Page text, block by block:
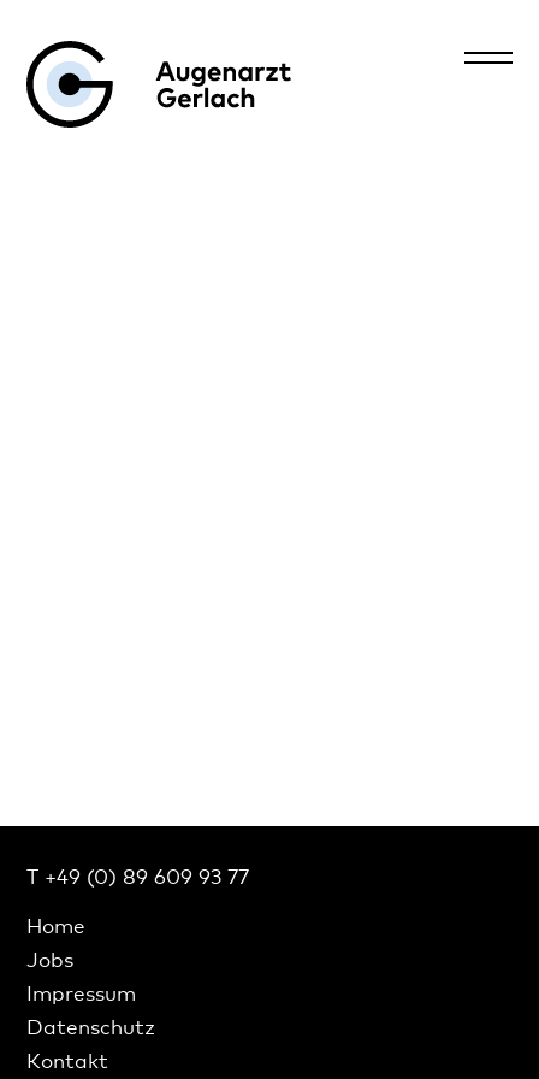
Augenarzt Gerlach
T +49 (0) 89 609 93 77
Home
Jobs
Impressum
Datenschutz
Kontakt